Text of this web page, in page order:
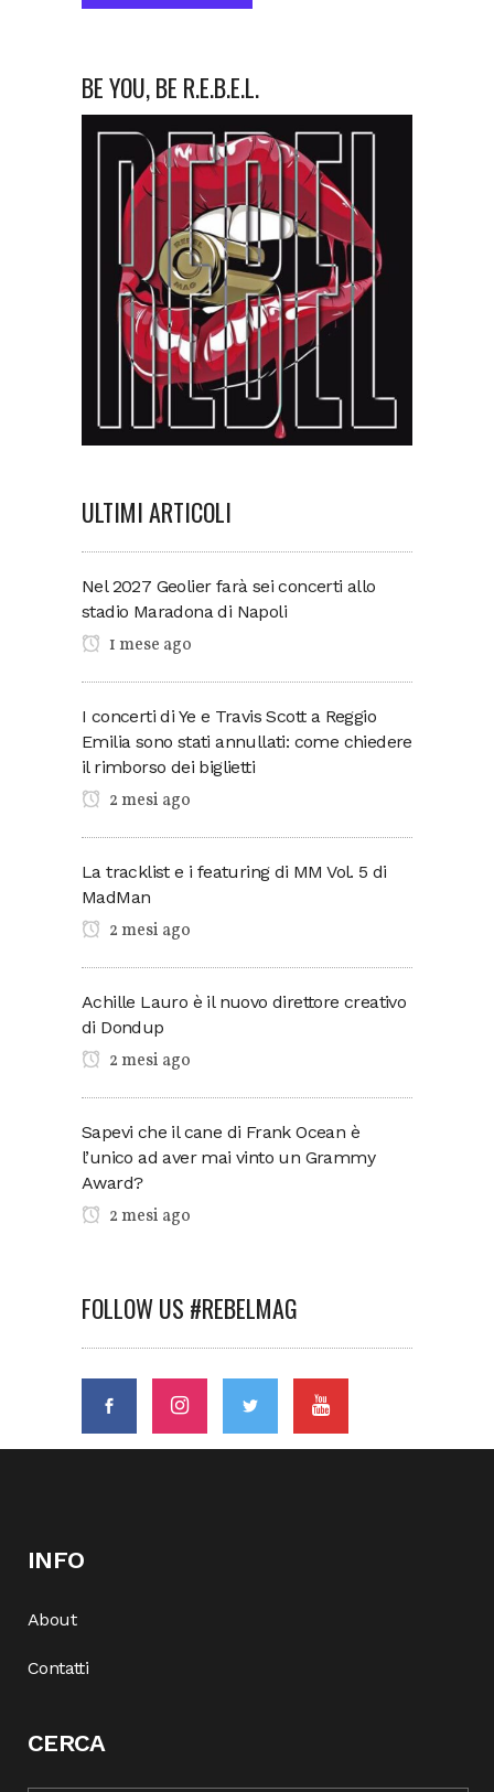
BE YOU, BE R.E.B.E.L.
ULTIMI ARTICOLI
Nel 2027 Geolier farà sei concerti allo
stadio Maradona di Napoli
1 mese ago
I concerti di Ye e Travis Scott a Reggio
Emilia sono stati annullati: come chiedere
il rimborso dei biglietti
2 mesi ago
La tracklist e i featuring di MM Vol. 5 di
MadMan
2 mesi ago
Achille Lauro è il nuovo direttore creativo
di Dondup
2 mesi ago
Sapevi che il cane di Frank Ocean è
l’unico ad aver mai vinto un Grammy
Award?
2 mesi ago
FOLLOW US #REBELMAG
INFO
About
Contatti
CERCA